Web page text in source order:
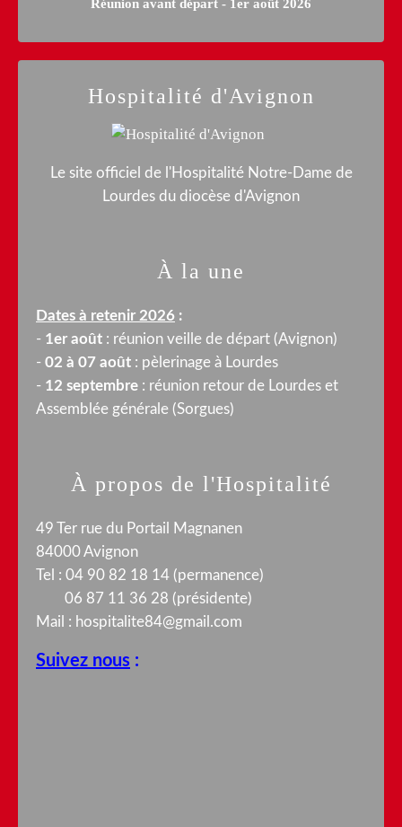
Réunion avant départ - 1er août 2026
Hospitalité d'Avignon
Le site officiel de l'Hospitalité Notre-Dame de
Lourdes du diocèse d'Avignon
À propos de l'Hospitalité
49 Ter rue du Portail Magnanen
84000 Avignon
Tel : 04 90 82 18 14 (permanence)
06 87 11 36 28 (présidente)
Mail : hospitalite84@gmail.com
Suivez nous :
À la une
Dates à retenir 2026 :
- 1er août : réunion veille de départ (Avignon)
- 02 à 07 août : pèlerinage à Lourdes
- 12 septembre : réunion retour de Lourdes et
Assemblée générale (Sorgues)